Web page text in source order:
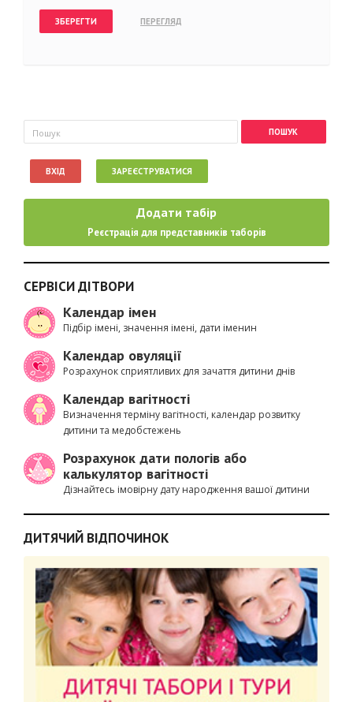
Пошукова форма
Пошук
ВХІД ЗАРЕЄСТРУВАТИСЯ
Додати табір
Реєстрація для представників таборів
СЕРВІСИ ДІТВОРИ
Календар імен
Підбір імені, значення імені, дати іменин
Календар овуляції
Розрахунок сприятливих для зачаття дитини днів
Календар вагітності
Визначення терміну вагітності, календар розвитку
дитини та медобстежень
Розрахунок дати пологів або
калькулятор вагітності
Дізнайтесь імовірну дату народження вашої дитини
ДИТЯЧИЙ ВІДПОЧИНОК